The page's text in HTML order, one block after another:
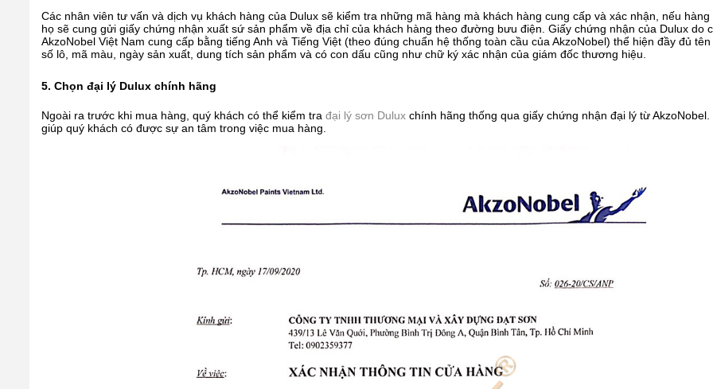
Các nhân viên tư vấn và dịch vụ khách hàng của Dulux sẽ kiểm tra những mã hàng mà khách hàng cung cấp và xác nhận, nếu hàng
họ sẽ cung gửi giấy chứng nhận xuất sứ sản phẩm về địa chỉ của khách hàng theo đường bưu điện. Giấy chứng nhận của Dulux do
AkzoNobel Việt Nam cung cấp bằng tiếng Anh và Tiếng Việt (theo đúng chuẩn hệ thống toàn cầu của AkzoNobel) thể hiện đầy đủ tên
số lô, mã màu, ngày sản xuất, dung tích sản phẩm và có con dấu cũng như chữ ký xác nhận của giám đốc thương hiệu.
5. Chọn đại lý Dulux chính hãng
Ngoài ra trước khi mua hàng, quý khách có thể kiểm tra đại lý sơn Dulux chính hãng thống qua giấy chứng nhận đại lý từ
giúp quý khách có được sự an tâm trong việc mua hàng.